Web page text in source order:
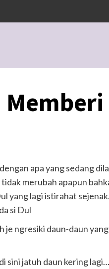
apa yang sedang
merubah apapun
yang lagi istirahat
si Dul
ngresiki daun-daun
sini jatuh daun kering